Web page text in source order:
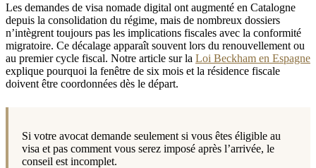
Les demandes de visa nomade digital ont augmenté en Catalogne
depuis la consolidation du régime, mais de nombreux dossiers
n’intègrent toujours pas les implications fiscales avec la conformité
migratoire. Ce décalage apparaît souvent lors du renouvellement ou
au premier cycle fiscal. Notre article sur la Loi Beckham en Espagne
explique pourquoi la fenêtre de six mois et la résidence fiscale
doivent être coordonnées dès le départ.
Si votre avocat demande seulement si vous êtes éligible au
visa et pas comment vous serez imposé après l’arrivée, le
conseil est incomplet.